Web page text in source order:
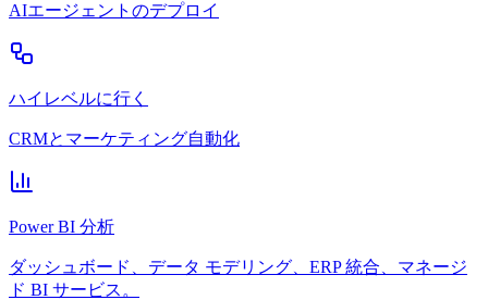
AIエージェントのデプロイ
ハイレベルに行く
CRMとマーケティング自動化
Power BI 分析
ダッシュボード、データ モデリング、ERP 統合、マネージ
ド BI サービス。